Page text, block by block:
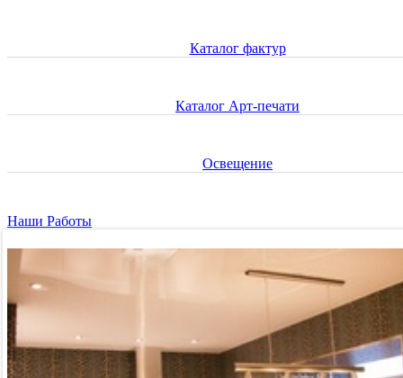
Каталог фактур
Каталог Арт-печати
Освещение
Наши Работы